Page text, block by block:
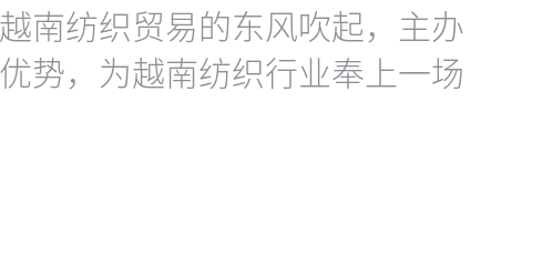
南纺织贸易的东风吹起，主办
势，为越南纺织行业奉上一场